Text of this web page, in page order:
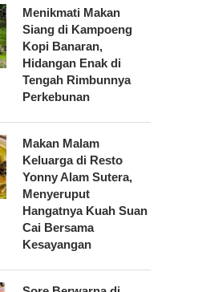
Menikmati Makan
Siang di Kampoeng
Kopi Banaran,
Hidangan Enak di
Tengah Rimbunnya
Perkebunan
Makan Malam
Keluarga di Resto
Yonny Alam Sutera,
Menyeruput
Hangatnya Kuah Suan
Cai Bersama
Kesayangan